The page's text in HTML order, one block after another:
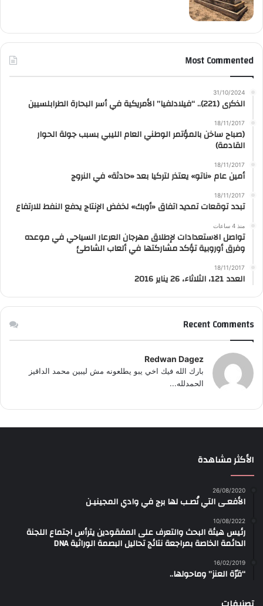
Most Commented
31/10/2024
الذكرى (221).. “فيلادلفيا” الأمريكية في أسر البحارة الطرابلسيين
18/11/2017
(صباح ساخن بالمؤتمر الوطني العام الليبي بسبب جولة الحوار
القادمة)
18/11/2017
أمين عام «ناتو» يعتذر لتركيا بعد «حادثة» في النروج
18/11/2017
تبدد توقعات تمديد اتفاق «أوبك» لخفض الإنتاج يدفع النفط للارتفاع
منذ 4 ساعات
تواصل الاستعدادات لإطلاق مهرجان العرعار السياحي في موعده
وفرق أوروبية تؤكد مشاركتها في ألعاب الشاطئ
18/11/2017
العدد 121، الثلاثاء، 26 يناير 2016
Recent Comments
Redwan Dagez
بارك الله فيك اخي يبو يطلعونه مش ليبين محمد الداقيز
الحمدلله...
الأكثر مشاهدة
26/08/2020
الأفعـى التي نُصـب لها برج في وادي المجينيـن
10/08/2022
رئيس هيئة البحث والتعرف على المفقودين يترأس اجتماع اللجنة
الدائمة الخاصة بمراجعة نتائج تحاليل البصمة الوراثية DNA
16/02/2019
“قرّة العنز” وماحولها..